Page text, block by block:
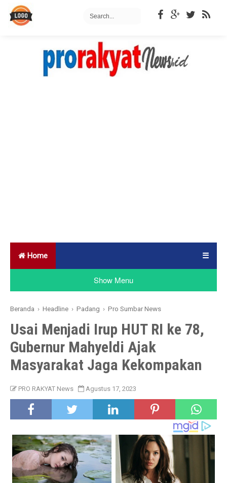
Home ☰
Show Menu
Beranda ›Headline ›Padang ›Pro Sumbar News
Usai Menjadi Irup HUT RI ke 78,
Gubernur Mahyeldi Ajak
Masyarakat Jaga Kekompakan
PRO RAKYAT News Agustus 17, 2023